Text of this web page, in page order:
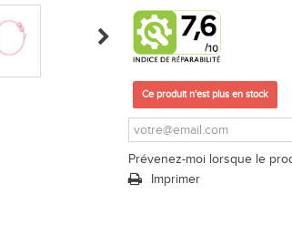
Ce produit n'est plus en stock
Prévenez-moi lorsque le
Imprimer